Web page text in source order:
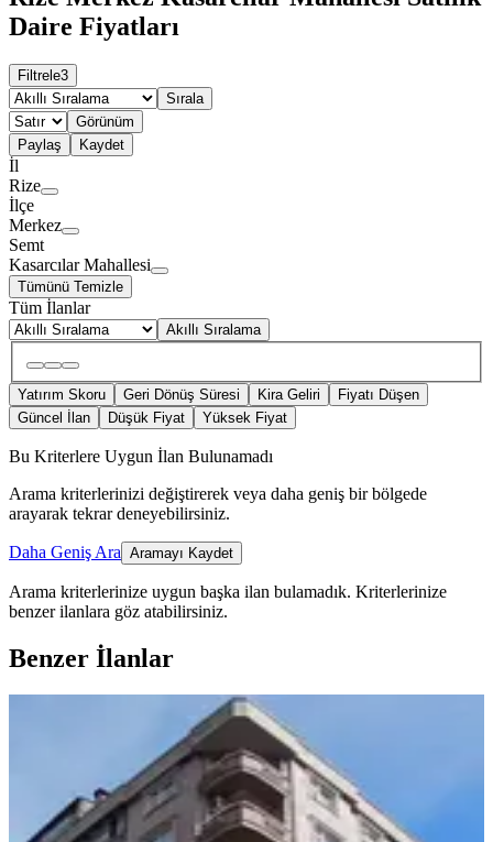
Daire Fiyatları
Filtrele3
Sırala
Görünüm
Paylaş
Kaydet
İl
Rize
İlçe
Merkez
Semt
Kasarcılar Mahallesi
Tümünü Temizle
Tüm İlanlar
Akıllı Sıralama
Yatırım Skoru Geri Dönüş Süresi Kira Geliri
Fiyatı Düşen
Güncel İlan
Düşük Fiyat Yüksek Fiyat
Bu Kriterlere Uygun İlan Bulunamadı
Arama kriterlerinizi değiştirerek veya daha geniş bir bölgede
arayarak tekrar deneyebilirsiniz.
Daha Geniş Ara Aramayı Kaydet
Arama kriterlerinize uygun başka ilan bulamadık. Kriterlerinize
benzer ilanlara göz atabilirsiniz.
Benzer İlanlar
Turan Emlaktan Emniyet Müdürlüğü
Yanında 3.kat-165.m²-3+1-daire
Satılık
Merkez, Müftü Mahallesi